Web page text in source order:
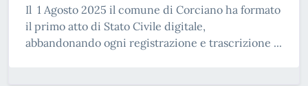
Il 1 Agosto 2025 il comune di Corciano ha formato
il primo atto di Stato Civile digitale,
abbandonando ogni registrazione e trascrizione ...